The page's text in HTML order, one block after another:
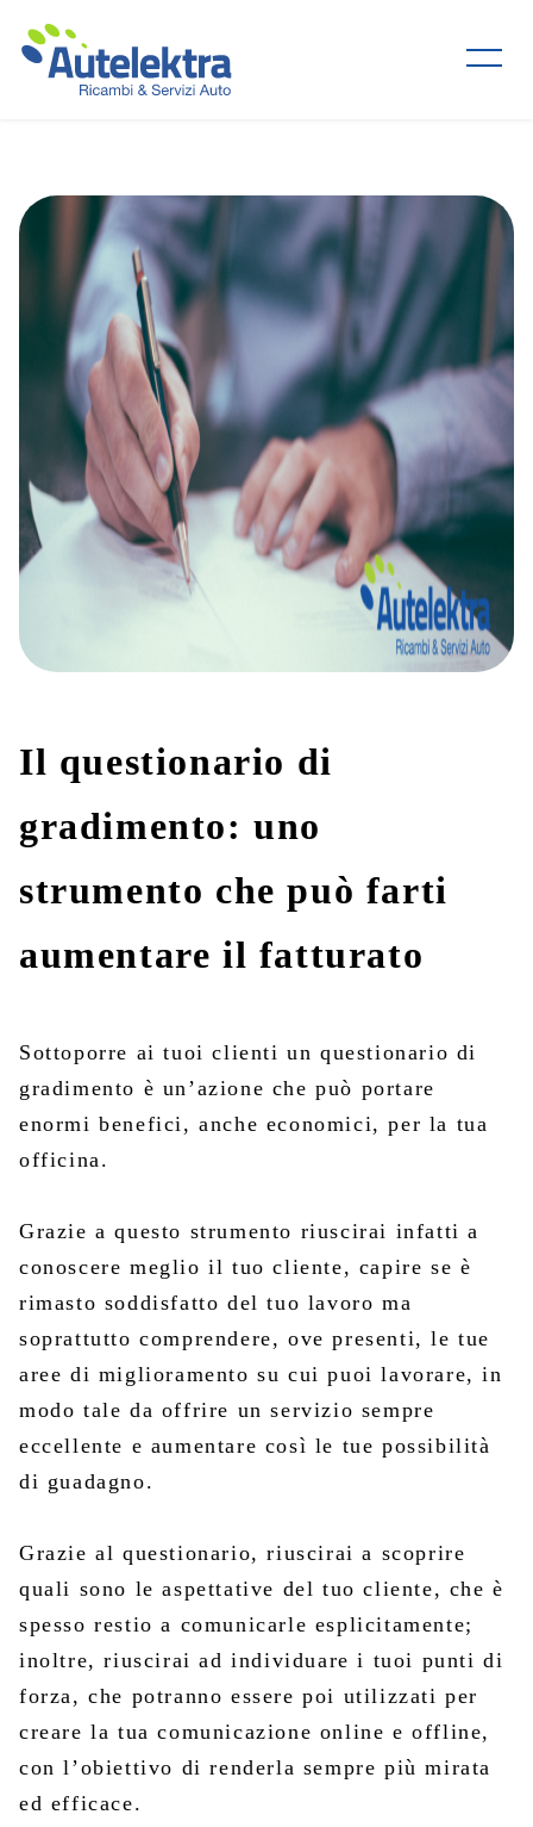
Chi siamo
Prodotti e servizi
Corsi di formazione
News
Ecommerce
Il questionario di
gradimento: uno
strumento che può farti
aumentare il fatturato
Sottoporre ai tuoi clienti un questionario di
gradimento è un’azione che può portare
enormi benefici, anche economici, per la tua
officina.
Grazie a questo strumento riuscirai infatti a
conoscere meglio il tuo cliente, capire se è
rimasto soddisfatto del tuo lavoro ma
soprattutto comprendere, ove presenti, le tue
aree di miglioramento su cui puoi lavorare, in
modo tale da offrire un servizio sempre
eccellente e aumentare così le tue possibilità
di guadagno.
Grazie al questionario, riuscirai a scoprire
quali sono le aspettative del tuo cliente, che è
spesso restio a comunicarle esplicitamente;
inoltre, riuscirai ad individuare i tuoi punti di
forza, che potranno essere poi utilizzati per
creare la tua comunicazione online e offline,
con l’obiettivo di renderla sempre più mirata
ed efficace.